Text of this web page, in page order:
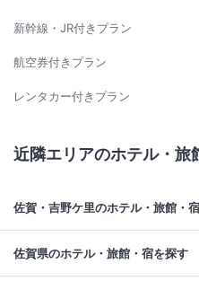
新幹線・JR付きプラン
航空券付きプラン
レンタカー付きプラン
近隣エリアのホテル・旅
佐賀・吉野ケ里のホテル・旅館・
佐賀県のホテル・旅館・宿を探す